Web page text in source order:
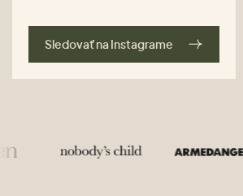
Sledovať na Instagrame